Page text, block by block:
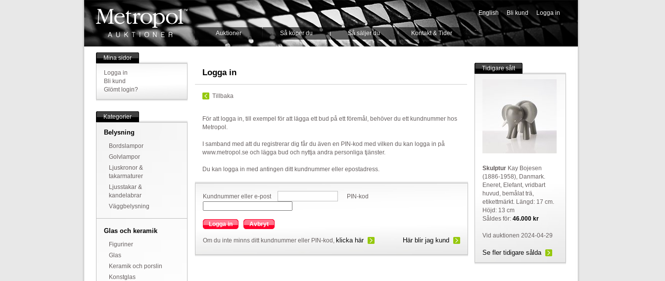
Auktioner Så köper du Så säljer du Kontakt & Tider
English Bli kund Logga in
-->
Mina sidor
Logga in
Bli kund
Glömt login?
Kategorier
Belysning
Bordslampor
Golvlampor
Ljuskronor &
takarmaturer
Ljusstakar &
kandelabrar
Väggbelysning
Glas och keramik
Figuriner
Glas
Keramik och porslin
Konstglas
Logga in
Tillbaka
För att logga in, till exempel för att lägga ett bud på ett föremål, behöver du ett kundnummer hos
Metropol.
I samband med att du registrerar dig får du även en PIN-kod med vilken du kan logga in på
www.metropol.se och lägga bud och nyttja andra personliga tjänster.
Du kan logga in med antingen ditt kundnummer eller epostadress.
Kundnummer eller e-post PIN-kod
Logga in Avbryt
Om du inte minns ditt kundnummer eller PIN-kod, klicka här Här blir jag kund
Tidigare sålt
SkulpturKay Bojesen
(1886-1958), Danmark.
Eneret, Elefant, vridbart
huvud, bemålat trä,
etikettmärkt. Längd: 17 cm.
Höjd: 13 cm
Såldes för: 46.000 kr
Vid auktionen 2024-04-29
Se fler tidigare sålda